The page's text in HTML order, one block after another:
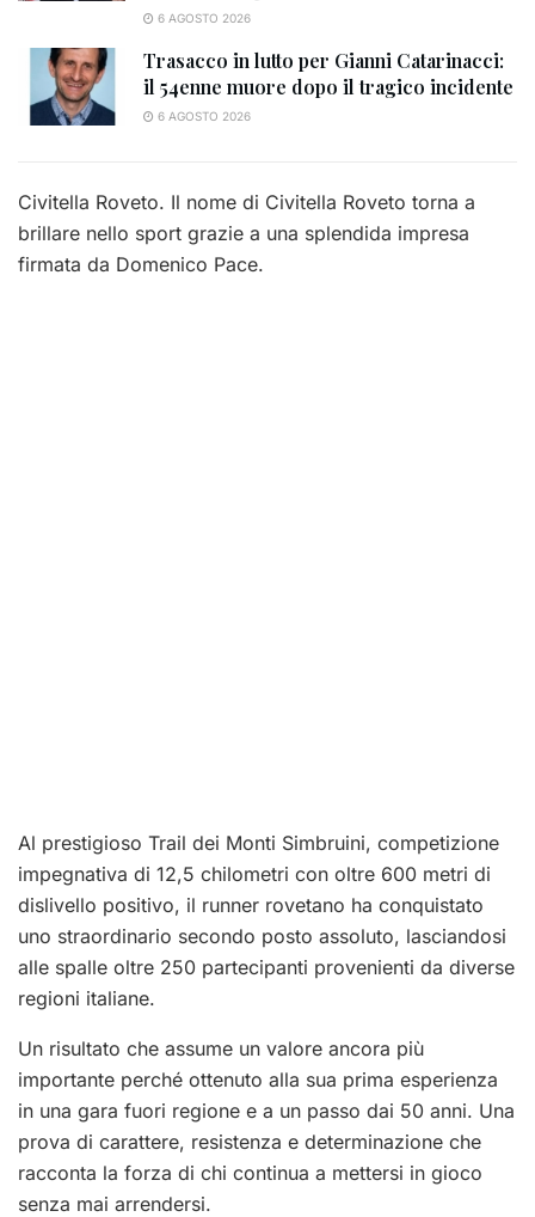
6 AGOSTO 2026
Trasacco in lutto per Gianni Catarinacci:
il 54enne muore dopo il tragico incidente
6 AGOSTO 2026
Civitella Roveto. Il nome di Civitella Roveto torna a
brillare nello sport grazie a una splendida impresa
firmata da Domenico Pace.
Al prestigioso Trail dei Monti Simbruini, competizione
impegnativa di 12,5 chilometri con oltre 600 metri di
dislivello positivo, il runner rovetano ha conquistato
uno straordinario secondo posto assoluto, lasciandosi
alle spalle oltre 250 partecipanti provenienti da diverse
regioni italiane.
Un risultato che assume un valore ancora più
importante perché ottenuto alla sua prima esperienza
in una gara fuori regione e a un passo dai 50 anni. Una
prova di carattere, resistenza e determinazione che
racconta la forza di chi continua a mettersi in gioco
senza mai arrendersi.